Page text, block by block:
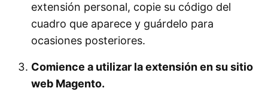
extensión personal, copie su código del
cuadro que aparece y guárdelo para
ocasiones posteriores.
Comience a utilizar la extensión en su sitio
web Magento.